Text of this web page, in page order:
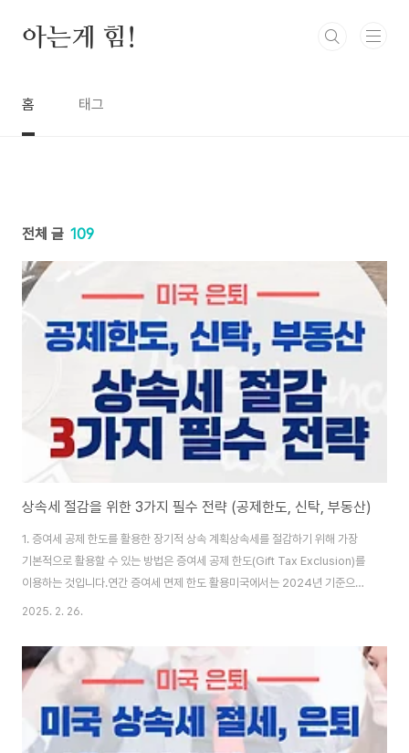
아는게 힘!
홈 태그
전체 글 109
상속세 절감을 위한 3가지 필수 전략 (공제한도, 신탁, 부동산)
1. 증여세 공제 한도를 활용한 장기적 상속 계획상속세를 절감하기 위해 가장
기본적으로 활용할 수 있는 방법은 증여세 공제 한도(Gift Tax Exclusion)를
이용하는 것입니다.연간 증여세 면제 한도 활용미국에서는 2024년 기준으로
개인이 연간 18,000달러까지 세금 없이 증여할 수 있습니다.부부가 함께 증여
전하면 상속세 부담을 줄일 수 있습니다.평생 면제 한도 활용2024년 현재, 미
국에서는 개인당 1,290만 달러, 부부 공동 신고 시 2,580만 달러까지 상속세
면제가 가능합니다.이 한도를 초과하는 경우 상속세율이 최대 40%까지 적용
될 수 있으므로, 이를 고려한 상속 계획이 필요합니다.장기적인 분할 증여 전략
예..
2025. 2. 26.